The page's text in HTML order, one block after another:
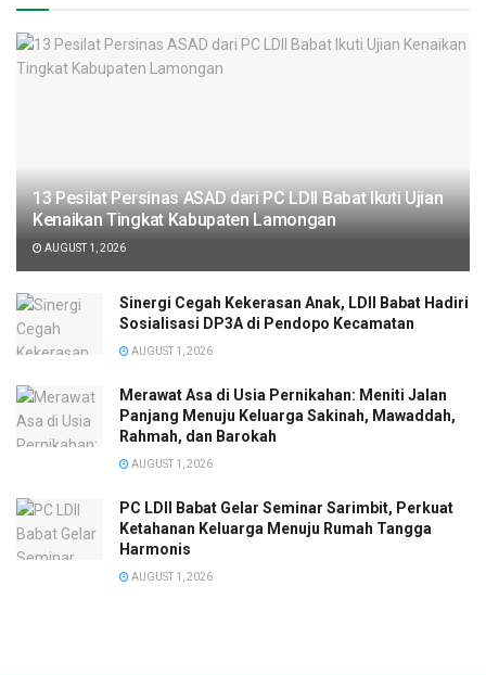
13 Pesilat Persinas ASAD dari PC LDII Babat Ikuti Ujian
Kenaikan Tingkat Kabupaten Lamongan
AUGUST 1, 2026
Sinergi Cegah Kekerasan Anak, LDII Babat Hadiri
Sosialisasi DP3A di Pendopo Kecamatan
AUGUST 1, 2026
Merawat Asa di Usia Pernikahan: Meniti Jalan
Panjang Menuju Keluarga Sakinah, Mawaddah,
Rahmah, dan Barokah
AUGUST 1, 2026
PC LDII Babat Gelar Seminar Sarimbit, Perkuat
Ketahanan Keluarga Menuju Rumah Tangga
Harmonis
AUGUST 1, 2026